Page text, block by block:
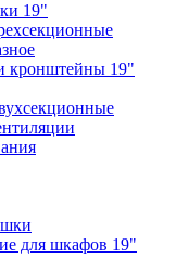
19"
кронштейны 19"
для шкафов 19"